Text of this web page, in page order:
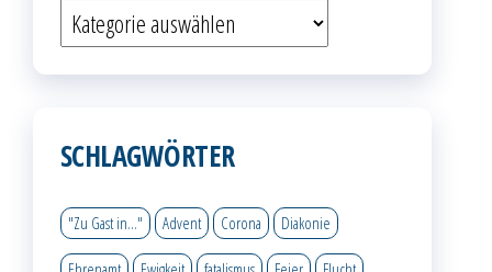
Kategorien
SCHLAGWÖRTER
"Zu Gast in..." Advent Corona Diakonie